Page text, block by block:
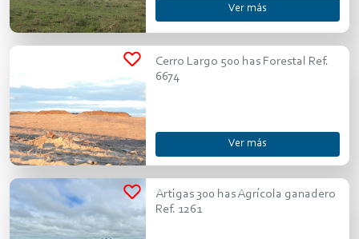
Ver más
Cerro Largo 500 has Forestal Ref.
6674
Ver más
Artigas 300 has Agrícola ganadero
Ref. 1261